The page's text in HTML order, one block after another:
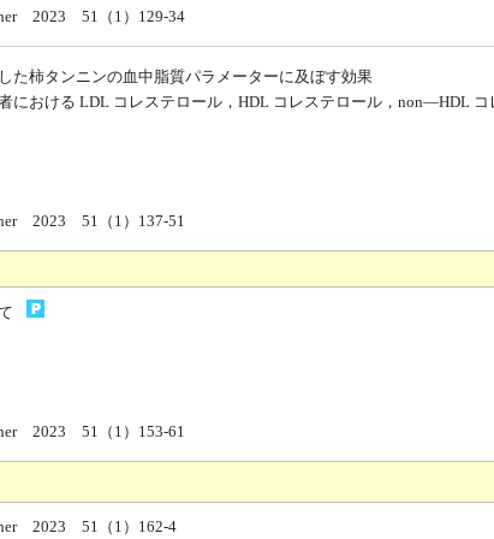
2023 51（1）129-34
た柿タンニンの血中脂質パラメーターに及ぼす効果
における LDL コレステロール，HDL コレステロール，non—HDL
2023 51（1）137-51
2023 51（1）153-61
2023 51（1）162-4